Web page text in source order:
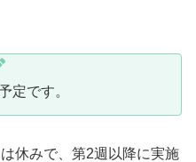
定です。
休みで、第2週以降に実施